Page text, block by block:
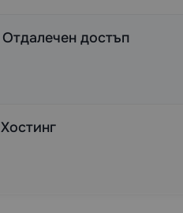
Отдалечен достъп
Хостинг